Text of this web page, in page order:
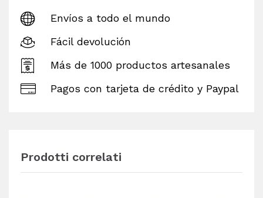
Envíos a todo el mundo
Fácil devolución
Más de 1000 productos artesanales
Pagos con tarjeta de crédito y Paypal
Prodotti correlati